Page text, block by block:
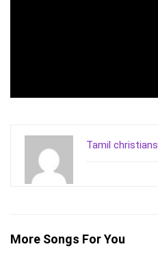
Tamil christians
More Songs For You